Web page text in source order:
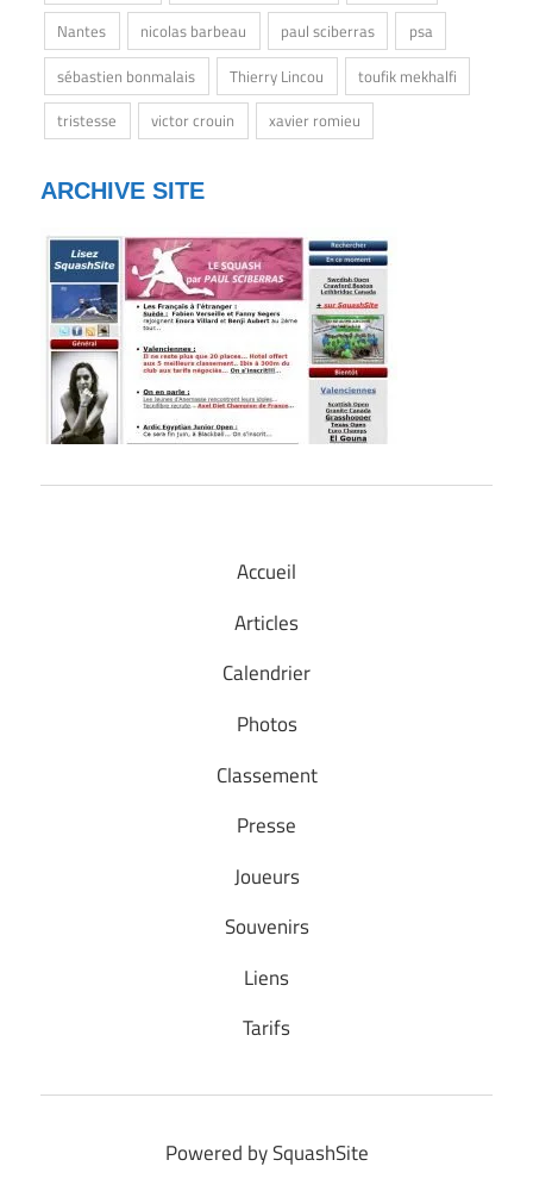
Nantes
nicolas barbeau paul sciberras
psa
sébastien bonmalais
Thierry Lincou
toufik mekhalfi
tristesse
victor crouin xavier romieu
ARCHIVE SITE
Accueil
Articles
Calendrier
Photos
Classement
Presse
Joueurs
Souvenirs
Liens
Tarifs
Powered by SquashSite